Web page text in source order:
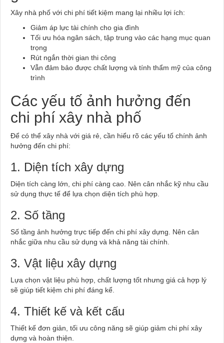
Xây nhà phố với chi phí tiết kiệm mang lại nhiều lợi ích:
Giảm áp lực tài chính cho gia đình
Tối ưu hóa ngân sách, tập trung vào các hạng mục quan
trọng
Rút ngắn thời gian thi công
Vẫn đảm bảo được chất lượng và tính thẩm mỹ của công
trình
Các yếu tố ảnh hưởng đến
chi phí xây nhà phố
Để có thể xây nhà với giá rẻ, cần hiểu rõ các yếu tố chính ảnh
hưởng đến chi phí:
1. Diện tích xây dựng
Diện tích càng lớn, chi phí càng cao. Nên cân nhắc kỹ nhu cầu
sử dụng thực tế để lựa chọn diện tích phù hợp.
2. Số tầng
Số tầng ảnh hưởng trực tiếp đến chi phí xây dựng. Nên cân
nhắc giữa nhu cầu sử dụng và khả năng tài chính.
3. Vật liệu xây dựng
Lựa chọn vật liệu phù hợp, chất lượng tốt nhưng giá cả hợp lý
sẽ giúp tiết kiệm chi phí đáng kể.
4. Thiết kế và kết cấu
Thiết kế đơn giản, tối ưu công năng sẽ giúp giảm chi phí xây
dựng và hoàn thiện.